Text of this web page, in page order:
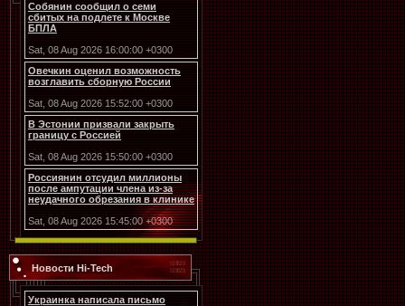
Собянин сообщил о семи
сбитых на подлете к Москве
БПЛА
Sat, 08 Aug 2026 16:00:00 +0300
Овечкин оценил возможность
возглавить сборную России
Sat, 08 Aug 2026 15:52:00 +0300
В Эстонии призвали закрыть
границу с Россией
Sat, 08 Aug 2026 15:50:00 +0300
Россиянин отсудил миллионы
после ампутации члена из-за
неудачного обрезания в клинике
Sat, 08 Aug 2026 15:45:00 +0300
Новости Hi-Tech
Украинка написала письмо